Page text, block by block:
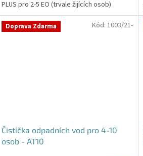
5
hvězdiček.
PLUS pro 2-5 EO (trvale žijících osob)
Doprava Zdarma
Čistička odpadních vod pro 4-10
osob - AT10
Kód: 1003/21-